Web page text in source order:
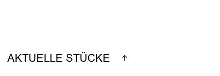
AKTUELLE STÜCKE